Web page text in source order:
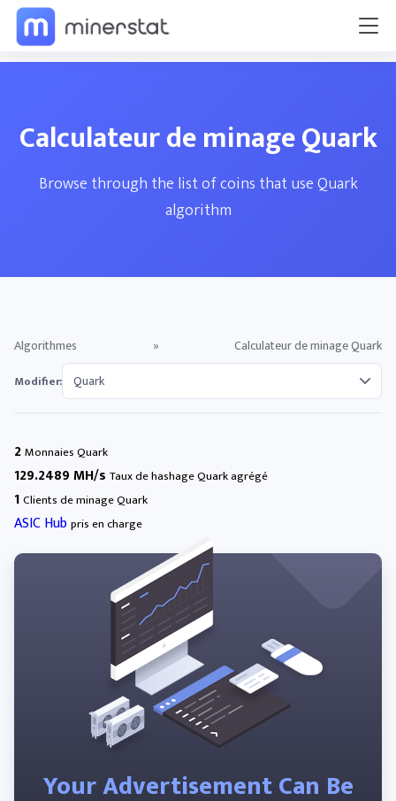
Calculateur de minage Quark
Browse through the list of coins that use Quark
algorithm
Algorithmes » Calculateur de minage Quark
Modifier:
2Monnaies Quark
129.2489 MH/s Taux de hashage Quark agrégé
1Clients de minage Quark
ASIC Hub pris en charge
Your Advertisement Can Be